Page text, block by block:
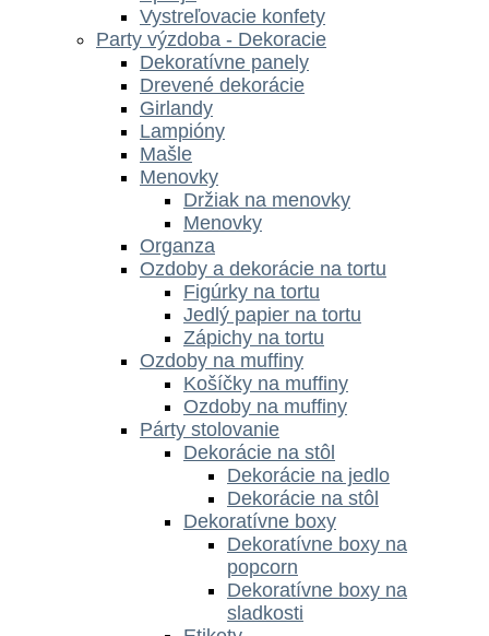
Vystreľovacie konfety
Party výzdoba - Dekoracie
Dekoratívne panely
Drevené dekorácie
Girlandy
Lampióny
Mašle
Menovky
Držiak na menovky
Menovky
Organza
Ozdoby a dekorácie na tortu
Figúrky na tortu
Jedlý papier na tortu
Zápichy na tortu
Ozdoby na muffiny
Košíčky na muffiny
Ozdoby na muffiny
Párty stolovanie
Dekorácie na stôl
Dekorácie na jedlo
Dekorácie na stôl
Dekoratívne boxy
Dekoratívne boxy na
popcorn
Dekoratívne boxy na
sladkosti